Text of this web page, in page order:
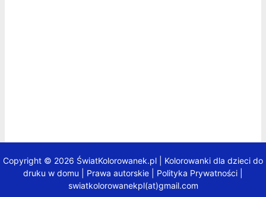
Copyright © 2026 ŚwiatKolorowanek.pl | Kolorowanki dla dzieci do
druku w domu | Prawa autorskie Polityka Prywatności
swiatkolorowanekpl(at)gmail.com